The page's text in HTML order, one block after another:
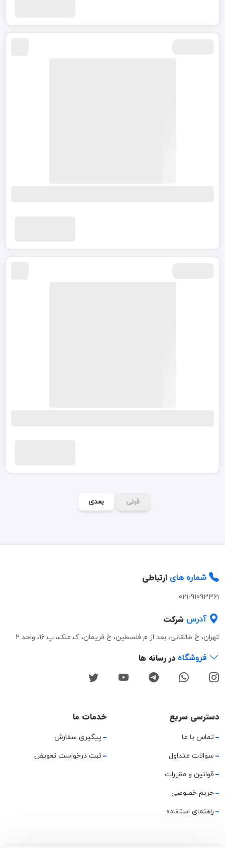
قبلی بعدی
شماره های ارتباطی
021-91093361
آدرس شرکت
تهران، خ طالقانی، بعد از م فلسطین، خ فریمان، ک ملک، پ 16، واحد 2
فروشگاه در رسانه ها
دسترسی سریع
تماس با ما
سوالات متداول
قوانین و مقررات
حریم خصوصی
راهنمای استفاده
خدمات ما
پیگیری سفارش
ثبت درخواست تعویض